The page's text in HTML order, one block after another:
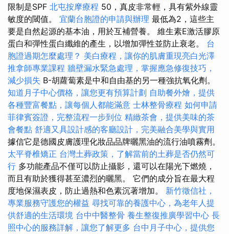
限制是SPF 北屯按摩療程 50，真皮非常輕，具有紫外線靈
敏度的閾值。 宜蘭台胞證的申請與辦理 最低為2，這些主
要是自然起源的基本油，用於互補營養。 維生素E激活膠原
蛋白和彈性蛋白纖維的產生，以增加彈性並防止衰老。 台
胞證過期怎麼處理？ 美白療程，讓你的肌膚重現亮白光澤
推拿師專業課程 牆壁漏水緊急處理，掌握應急修復技巧，
減少損失 Β-胡蘿蔔素是中和自由基的另一種強抗氧化劑。
知道月子中心價格，讓您更有預算計劃 自助餐外燴，提供
各種豐富餐點，讓每個人都能滿意 士林整骨療程 如何申請
菲律賓簽證，完整流程一步到位 精緻茶會，提供美味的茶
會餐點 舒適又具設計感的客廳設計，完美融合美學與實用
據信它是德國皮膚護理化妝品品牌曬黑油的流行油噴霧劑。
太平脊椎矯正 台灣土葬政策，了解當前的土葬是否仍然可
行 多功能產品不僅可以防止攝影，還可以在陽光下燃燒，
而且有助於獲得甚至濃烈的曬黑。 它們的成分旨在最大程
度地保濕表皮，防止過熱和色素沉著增加。 新竹徵信社，
專業服務守護您的權益 尋找可靠的養護中心，為老年人提
供舒適的生活環境 台中中醫整骨 養生整復推廣學習中心 長
照中心的服務詳解，讓您了解更多 台中月子中心，提供您